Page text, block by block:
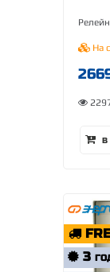
На
3